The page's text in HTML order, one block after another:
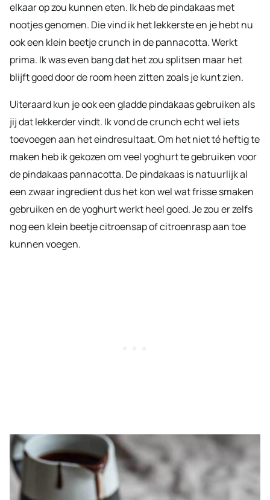
elkaar op zou kunnen eten. Ik heb de pindakaas met
nootjes genomen. Die vind ik het lekkerste en je hebt nu
ook een klein beetje crunch in de pannacotta. Werkt
prima. Ik was even bang dat het zou splitsen maar het
blijft goed door de room heen zitten zoals je kunt zien.
Uiteraard kun je ook een gladde pindakaas gebruiken als
jij dat lekkerder vindt. Ik vond de crunch echt wel iets
toevoegen aan het eindresultaat. Om het niet té heftig te
maken heb ik gekozen om veel yoghurt te gebruiken voor
de pindakaas pannacotta. De pindakaas is natuurlijk al
een zwaar ingredient dus het kon wel wat frisse smaken
gebruiken en de yoghurt werkt heel goed. Je zou er zelfs
nog een klein beetje citroensap of citroenrasp aan toe
kunnen voegen.